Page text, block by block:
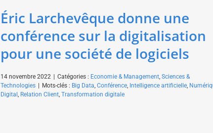
Éric Larchevêque donne une
conférence sur la digitalisation
pour une société de logiciels
14 novembre 2022 | Catégories : Economie & Management Sciences &
Technologies | Mots-clés : Big Data Conférence Intelligence artificielle
Digital Relation Client Transformation digitale